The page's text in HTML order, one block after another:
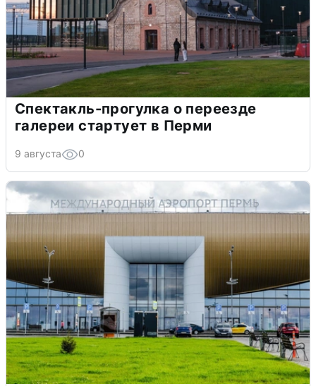
Спектакль-прогулка о переезде
галереи стартует в Перми
9 августа 0